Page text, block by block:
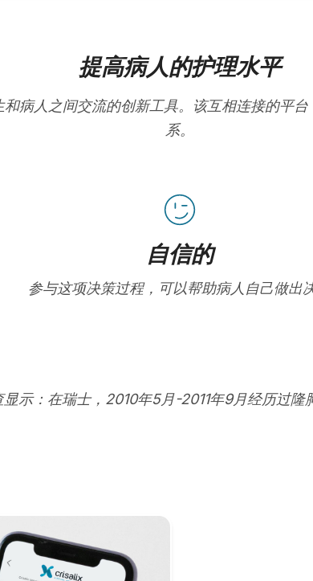
提高病人的护理水平
病人之间交流的创新工具。该互相连接的平
系。
自信的
参与这项决策过程，可以帮助病人自己做出
示：在瑞士，2010年5月-2011年9月经历过隆